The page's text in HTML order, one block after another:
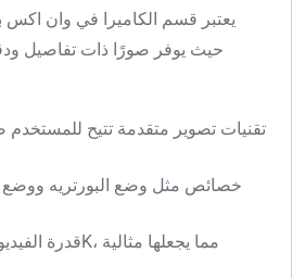
يعتبر قسم الكاميرا في وان اكس
حيث يوفر صورًا ذات تفاصيل
تقنيات تصوير متقدمة تتيح
خصائص مثل وضع البورتريه ووضع